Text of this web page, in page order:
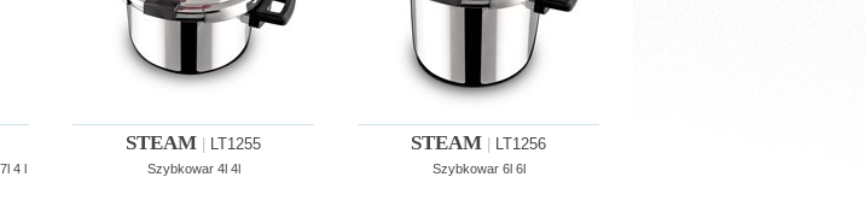
4 l
STEAM LT1255
Szybkowar 4l 4l
STEAM LT1256
Szybkowar 6l 6l